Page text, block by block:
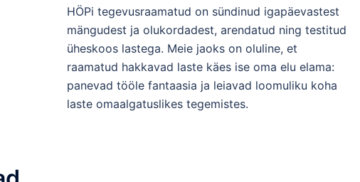
HÖPi tegevusraamatud on sündinud igapäevastest
mängudest ja olukordadest, arendatud ning testitud
üheskoos lastega. Meie jaoks on oluline, et
raamatud hakkavad laste käes ise oma elu elama:
panevad tööle fantaasia ja leiavad loomuliku koha
laste omaalgatuslikes tegemistes.